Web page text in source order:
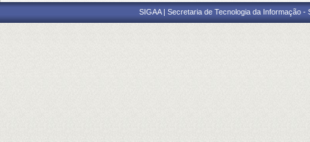
SIGAA | Secretaria de Tecnologia da Informação